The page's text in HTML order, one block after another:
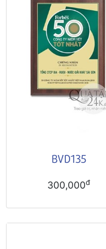
BVD135
300,000đ